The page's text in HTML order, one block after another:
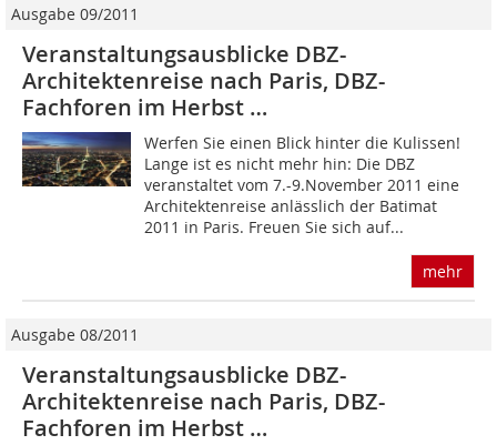
Ausgabe 09/2011
Veranstaltungsausblicke DBZ-
Architektenreise nach Paris, DBZ-
Fachforen im Herbst …
Werfen Sie einen Blick hinter die Kulissen!
Lange ist es nicht mehr hin: Die DBZ
veranstaltet vom 7.-9.November 2011 eine
Architektenreise anlässlich der Batimat
2011 in Paris. Freuen Sie sich auf...
mehr
Ausgabe 08/2011
Veranstaltungsausblicke DBZ-
Architektenreise nach Paris, DBZ-
Fachforen im Herbst …